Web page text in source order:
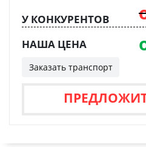
У КОНКУРЕНТОВ
НАША ЦЕНА
Заказать транспорт